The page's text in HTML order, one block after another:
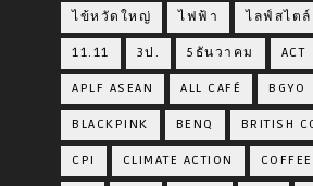
ไข้หวัดใหญ่ ไฟฟ้า ไลฟ์สไตล์
11.11 3ป. 5ธันวาคม ACT
APLF ASEAN ALL CAFÉ BGYO
BLACKPINK BENQ BRITISH
CPI CLIMATE ACTION